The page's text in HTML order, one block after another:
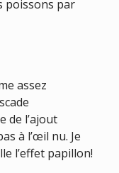
poissons par
assez
de l’ajout
à l’œil nu. Je
l’effet papillon!